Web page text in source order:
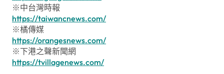
※中台灣時報
https://taiwancnews.com/
※橘傳媒
https://orangesnews.com/
※下港之聲新聞網
https://tvillagenews.com/